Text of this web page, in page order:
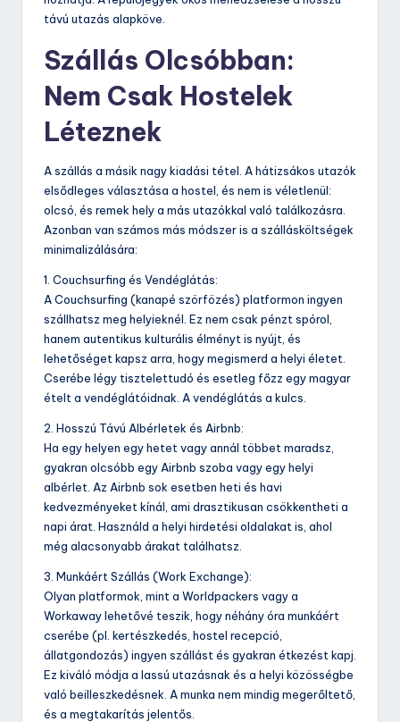
távú utazás alapköve.
Szállás Olcsóbban:
Nem Csak Hostelek
Léteznek
A szállás a másik nagy kiadási tétel. A hátizsákos utazók
elsődleges választása a hostel, és nem is véletlenül:
olcsó, és remek hely a más utazókkal való találkozásra.
Azonban van számos más módszer is a szállásköltségek
minimalizálására:
1. Couchsurfing és Vendéglátás:
A Couchsurfing (kanapé szörfözés) platformon ingyen
szállhatsz meg helyieknél. Ez nem csak pénzt spórol,
hanem autentikus kulturális élményt is nyújt, és
lehetőséget kapsz arra, hogy megismerd a helyi életet.
Cserébe légy tisztelettudó és esetleg főzz egy magyar
ételt a vendéglátóidnak. A vendéglátás a kulcs.
2. Hosszú Távú Albérletek és Airbnb:
Ha egy helyen egy hetet vagy annál többet maradsz,
gyakran olcsóbb egy Airbnb szoba vagy egy helyi
albérlet. Az Airbnb sok esetben heti és havi
kedvezményeket kínál, ami drasztikusan csökkentheti a
napi árat. Használd a helyi hirdetési oldalakat is, ahol
még alacsonyabb árakat találhatsz.
3. Munkáért Szállás (Work Exchange):
Olyan platformok, mint a Worldpackers vagy a
Workaway lehetővé teszik, hogy néhány óra munkáért
cserébe (pl. kertészkedés, hostel recepció,
állatgondozás) ingyen szállást és gyakran étkezést kapj.
Ez kiváló módja a lassú utazásnak és a helyi közösségbe
való beilleszkedésnek. A munka nem mindig megerőltető,
és a megtakarítás jelentős.